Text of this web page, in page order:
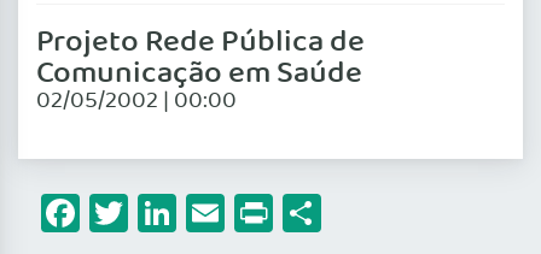
Projeto Rede Pública de
Comunicação em Saúde
02/05/2002 | 00:00
Facebook
Twitter
LinkedIn
Email
Print